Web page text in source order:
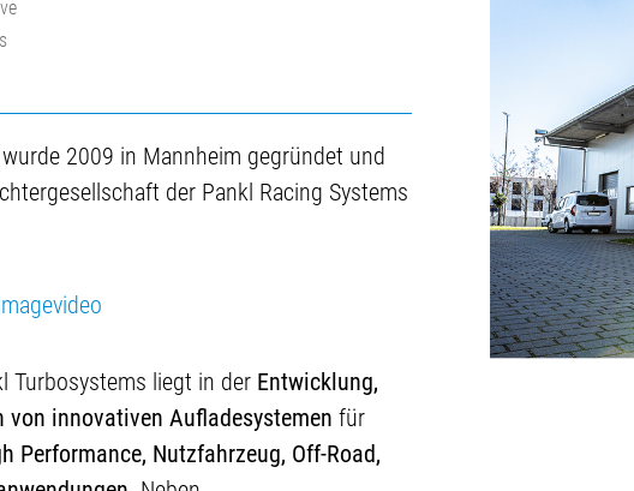
2009 in Mannheim gegründet und
der Pankl Racing Systems
Turbosystems liegt in der Entwicklung,
von innovativen Aufladesystemen für
Performance, Nutzfahrzeug, Off-Road,